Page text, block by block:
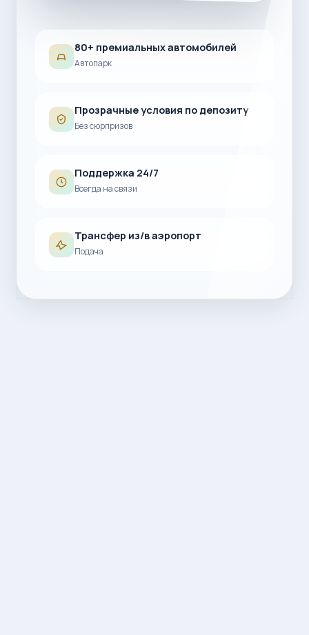
80+ премиальных автомобилей
Автопарк
Прозрачные условия по депозиту
Без сюрпризов
Поддержка 24/7
Всегда на связи
Трансфер из/в аэропорт
Подача